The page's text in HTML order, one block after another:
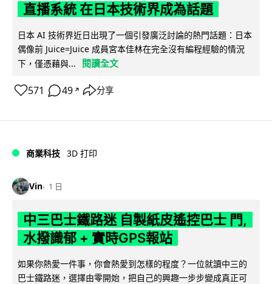
直播系統 在日本技術界成為話題
日本 AI 技術界近日出現了一個引發廣泛討論的熱門話題：日本
偶像前 Juice=Juice 成員宮本佳林在完全沒有編程經驗的情況
下，僅憑藉與...
閱讀全文
571 49 ↗ 分享
商業科技 3D 打印
Vin 1 日
中三巴士鐵路迷 自製紙皮遙控巴士 門,
水撥識郁 + 實時GPS報站
如果你熱愛一件事，你會熱愛到怎樣的程度？一位就讀中三的
巴士鐵路迷，選擇由零開始，把自己的興趣一步步變成真正可